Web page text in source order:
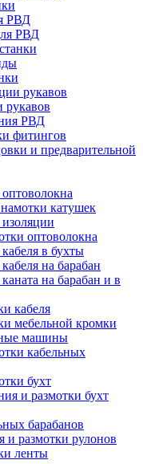
РВД
РВД
рукавов
рукавов
РВД
фитингов
и предварительной
катушек
оптоволокна
в бухты
на барабан
на барабан и в
кабеля
мебельной кромки
машины
кабельных
бухт
и размотки бухт
барабанов
и размотки рулонов
ленты